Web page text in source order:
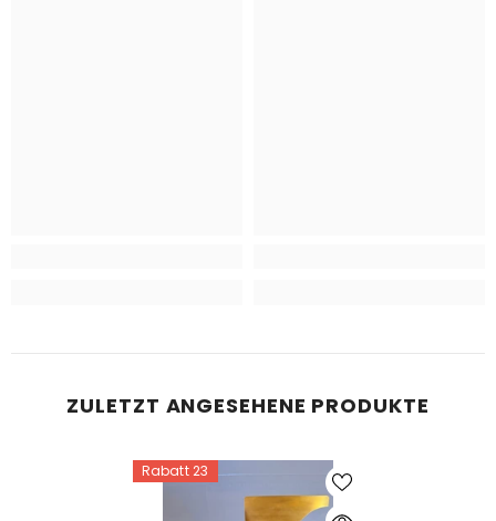
ZULETZT ANGESEHENE PRODUKTE
Rabatt 23